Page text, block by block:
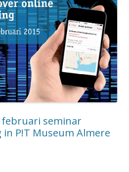
februari seminar
P!T Museum Almere